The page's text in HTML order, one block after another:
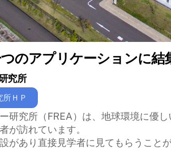
のアプリケーションに結
究所
ＨＰ
研究所（FREA）は、地球環境に優
が訪れています。
があり直接見学者に見てもらうこと